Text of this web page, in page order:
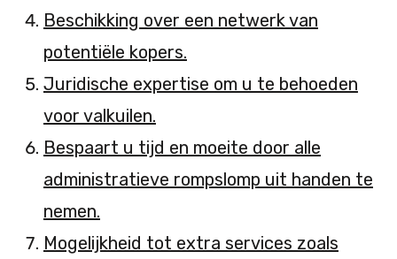
Beschikking over een netwerk van
potentiële kopers.
Juridische expertise om u te behoeden
voor valkuilen.
Bespaart u tijd en moeite door alle
administratieve rompslomp uit handen te
nemen.
Mogelijkheid tot extra services zoals